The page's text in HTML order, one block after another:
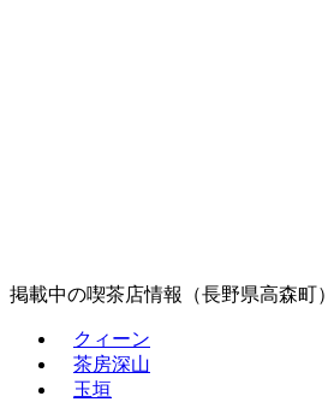
掲載中の喫茶店情報（長野県高森町）
クィーン
茶房深山
玉垣